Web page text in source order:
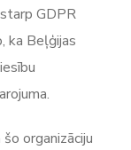
GDPR
ka Beļģijas
organizāciju